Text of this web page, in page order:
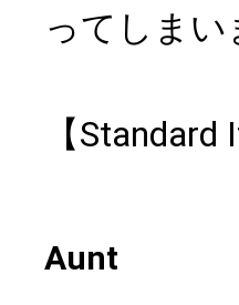
ってしまい
【
Aunt